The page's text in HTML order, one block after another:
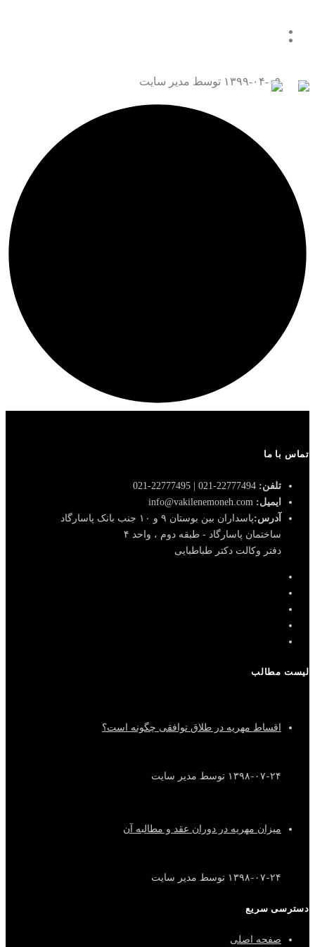
۱۳۹۹-۰۴-۰۹ توسط مدیر سایت
تماس با ما
تلفن:
ایمیل:
آدرس:پاسداران بین بوستان ۹ و ۱۰ جنب بانک پاسارگاد
ساختمان پاسارگاد - طبقه دوم ، واحد ۴
دفتر وکالت دکتر طباطبایی
لیست مطالب
اقساط مهریه در طلاق توافقی چگونه است؟
۱۳۹۸-۰۷-۲۴ توسط مدیر سایت
میزان مهریه در دوران عقد و مطالبه آن
۱۳۹۸-۰۷-۲۴ توسط مدیر سایت
دسترسی سریع
صفحه اصلی